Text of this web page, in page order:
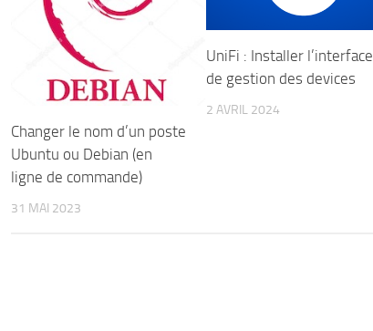
Changer le nom d’un poste
Ubuntu ou Debian (en
ligne de commande)
31 MAI 2023
UniFi : Installer l’interface
de gestion des devices
2 AVRIL 2024